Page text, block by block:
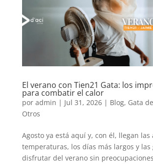
El verano con Tien21 Gata: los
para combatir el calor
por admin | Jul 31, 2026| Blog, Gata
Otros
Agosto ya está aquí y, con él, llegan las
temperaturas, los días más largos y las
disfrutar del verano sin